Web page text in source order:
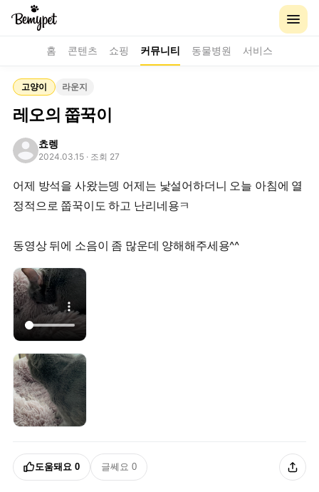
홈 콘텐츠 쇼핑 커뮤니티 동물병원 서비스
고양이 라운지
레오의 쭙꾹이
쵸렝
2024.03.15 · 조회 27
어제 방석을 사왔는뎅 어제는 낯설어하더니 오늘 아침에 열
정적으로 쭙꾹이도 하고 난리네용ㅋ
동영상 뒤에 소음이 좀 많운데 양해해주세용^^
도움돼요 0 글쎄요 0